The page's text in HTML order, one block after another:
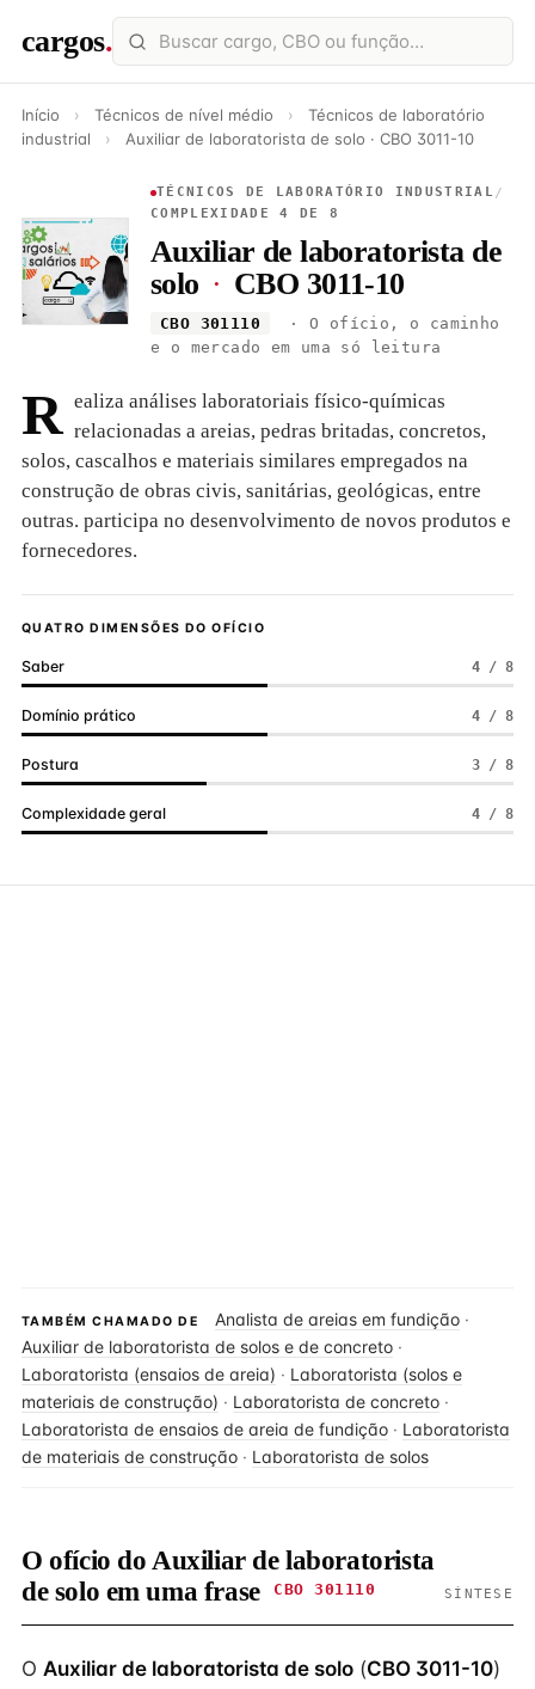
cargos.
Início › Técnicos de nível médio ›
Técnicos de laboratório
industrial
› Auxiliar de laboratorista de solo · CBO 3011-10
TÉCNICOS DE LABORATÓRIO INDUSTRIAL /
COMPLEXIDADE 4 DE 8
Auxiliar de laboratorista de
solo · CBO 3011-10
CBO 301110
· O ofício, o caminho
e o mercado em uma só leitura
R ealiza análises laboratoriais físico-químicas
relacionadas a areias, pedras britadas, concretos,
solos, cascalhos e materiais similares empregados na
construção de obras civis, sanitárias, geológicas, entre
outras. participa no desenvolvimento de novos produtos e
fornecedores.
QUATRO DIMENSÕES DO OFÍCIO
Saber 4 / 8
Domínio prático 4 / 8
Postura 3 / 8
Complexidade geral 4 / 8
TAMBÉM CHAMADO DE Analista de areias em fundição ·
Auxiliar de laboratorista de solos e de concreto ·
Laboratorista (ensaios de areia) · Laboratorista (solos e
materiais de construção) · Laboratorista de concreto ·
Laboratorista de ensaios de areia de fundição · Laboratorista
de materiais de construção · Laboratorista de solos
O ofício do Auxiliar de laboratorista
de solo em uma frase
CBO 301110 SÍNTESE
O Auxiliar de laboratorista de solo (CBO 3011-10)